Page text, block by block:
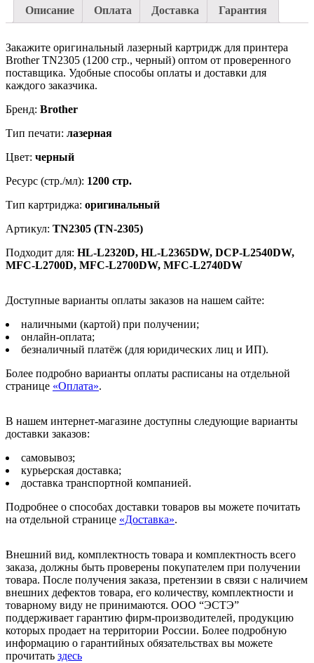
L2320D,
L2365DW,
DCP
L2540DW,
MFC
MFC
MFC
Описание Оплата Доставка Гарантия
Закажите оригинальный лазерный картридж для принтера
Brother TN2305 (1200 стр., черный) оптом от проверенного
поставщика. Удобные способы оплаты и доставки для
каждого заказчика.
Бренд: Brother
Тип печати: лазерная
Цвет: черный
Ресурс (стр./мл): 1200 стр.
Тип картриджа: оригинальный
Артикул: TN2305 (TN-2305)
Подходит для: HL-L2320D, HL-L2365DW, DCP-L2540DW,
MFC-L2700D, MFC-L2700DW, MFC-L2740DW
Доступные варианты оплаты заказов на нашем сайте:
наличными (картой) при получении;
онлайн-оплата;
безналичный платёж (для юридических лиц и ИП).
Более подробно варианты оплаты расписаны на отдельной
странице «Оплата».
В нашем интернет-магазине доступны следующие варианты
доставки заказов:
самовывоз;
курьерская доставка;
доставка транспортной компанией.
Подробнее о способах доставки товаров вы можете почитать
на отдельной странице «Доставка».
Внешний вид, комплектность товара и комплектность всего
заказа, должны быть проверены покупателем при получении
товара. После получения заказа, претензии в связи с наличием
внешних дефектов товара, его количеству, комплектности и
товарному виду не принимаются. ООО “ЭСТЭ”
поддерживает гарантию фирм-производителей, продукцию
которых продает на территории России. Более подробную
информацию о гарантийных обязательствах вы можете
прочитать здесь